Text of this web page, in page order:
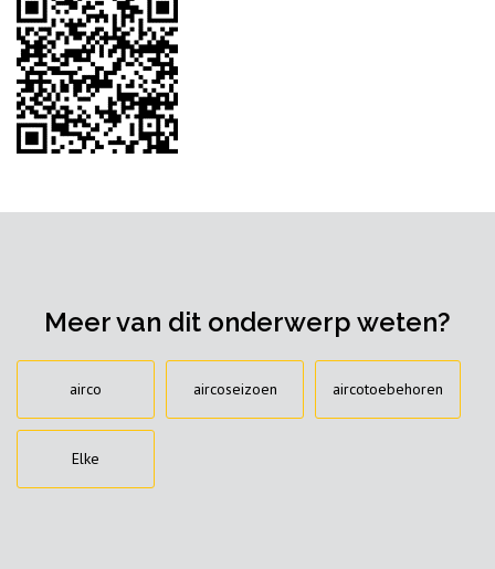
Meer van dit onderwerp weten?
airco aircoseizoen aircotoebehoren
Elke